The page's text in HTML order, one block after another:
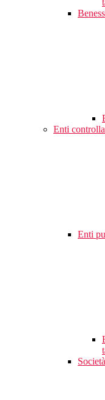
Enti
Enti